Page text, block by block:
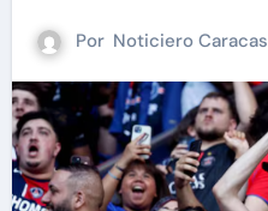
Por Noticiero Caracas